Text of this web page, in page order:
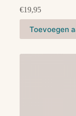
€19,95
Toevoegen